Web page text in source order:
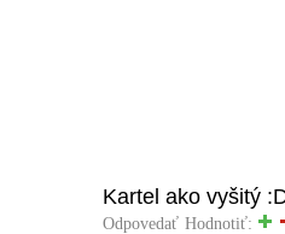
Kartel ako vyšitý
Odpovedať Hodnotiť: